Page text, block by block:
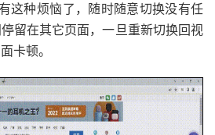
这种烦恼了，随时随意切换没有任
留在其它页面，一旦重新切换回视
卡顿。